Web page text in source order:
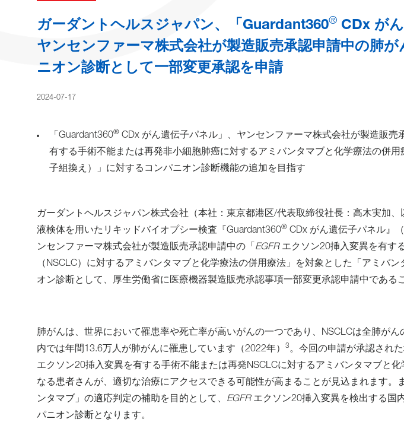
ガーダントヘルスジャパン、「Guardant360® CDx が
ヤンセンファーマ株式会社が製造販売承認申請中の肺
ニオン診断として一部変更承認を申請
2024-07-17
「Guardant360® CDx がん遺伝子パネル」、ヤンセンファーマ株式会社が製造販売
有する手術不能または再発非小細胞肺癌に対するアミバンタマブと化学療法の併
子組換え）」に対するコンパニオン診断機能の追加を目指す
ガーダントヘルスジャパン株式会社（本社：東京都港区/代表取締役社長：高木実加
液検体を用いたリキッドバイオプシー検査『Guardant360® CDx がん遺伝子パネル』
ンセンファーマ株式会社が製造販売承認申請中の「 EGFRエクソン20挿入変異を有す
（NSCLC）に対するアミバンタマブと化学療法の併用療法」を対象とした「アミバ
オン診断として、厚生労働省に医療機器製造販売承認事項一部変更承認申請中である
肺がんは、世界において罹患率や死亡率が高いがんの一つであり、NSCLCは全肺が
内では年間13.6万人が肺がんに罹患しています（2022年）
3。今回の申請が承認され
エクソン20挿入変異を有する手術不能または再発NSCLCに対するアミバンタマブと
なる患者さんが、適切な治療にアクセスできる可能性が高まることが見込まれます。
ンタマブ」の適応判定の補助を目的として、 EGFRエクソン20挿入変異を検出する国
パニオン診断となります。